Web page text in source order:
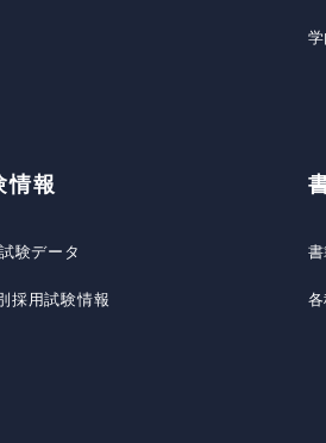
情報
験データ
採用試験情報